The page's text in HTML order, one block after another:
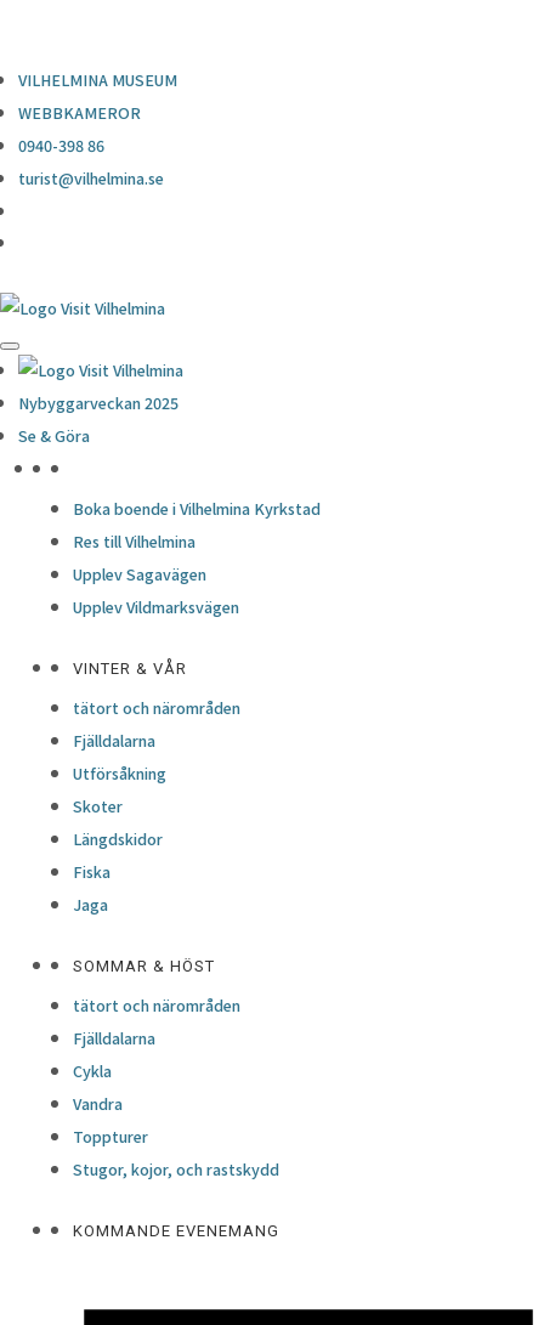
VILHELMINA MUSEUM
WEBBKAMEROR
0940-398 86
turist@vilhelmina.se
Nybyggarveckan 2025
Se & Göra
Boka boende i Vilhelmina Kyrkstad
Res till Vilhelmina
Upplev Sagavägen
Upplev Vildmarksvägen
VINTER & VÅR
tätort och närområden
Fjälldalarna
Utförsåkning
Skoter
Längdskidor
Fiska
Jaga
SOMMAR & HÖST
tätort och närområden
Fjälldalarna
Cykla
Vandra
Toppturer
Stugor, kojor, och rastskydd
KOMMANDE EVENEMANG